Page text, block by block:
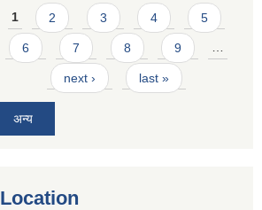
Pages
1 2 3 4 5
6 7 8 9 …
next › last »
अन्य
Location